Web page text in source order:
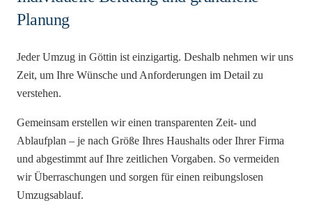
Planung
Jeder Umzug in Göttin ist einzigartig. Deshalb nehmen wir uns
Zeit, um Ihre Wünsche und Anforderungen im Detail zu
verstehen.
Gemeinsam erstellen wir einen transparenten Zeit- und
Ablaufplan – je nach Größe Ihres Haushalts oder Ihrer Firma
und abgestimmt auf Ihre zeitlichen Vorgaben. So vermeiden
wir Überraschungen und sorgen für einen reibungslosen
Umzugsablauf.